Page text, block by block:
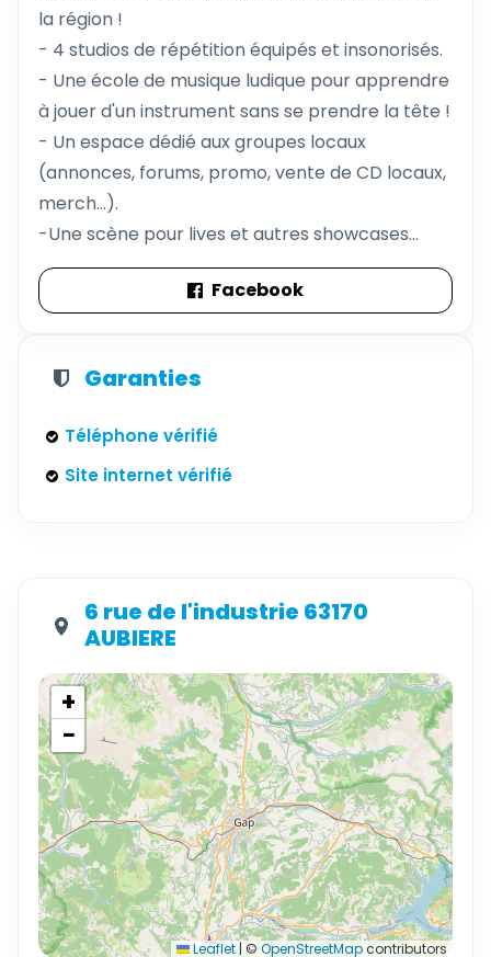
la région !
- 4 studios de répétition équipés et insonorisés.
- Une école de musique ludique pour apprendre
à jouer d'un instrument sans se prendre la tête !
- Un espace dédié aux groupes locaux
(annonces, forums, promo, vente de CD locaux,
merch...).
-Une scène pour lives et autres showcases...
Facebook
Garanties
Téléphone vérifié
Site internet vérifié
6 rue de l'industrie 63170
AUBIERE
+
−
Leaflet | © OpenStreetMapcontributors